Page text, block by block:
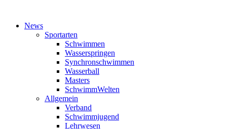
News
Sportarten
Schwimmen
Wasserspringen
Synchronschwimmen
Wasserball
Masters
SchwimmWelten
Allgemein
Verband
Schwimmjugend
Lehrwesen